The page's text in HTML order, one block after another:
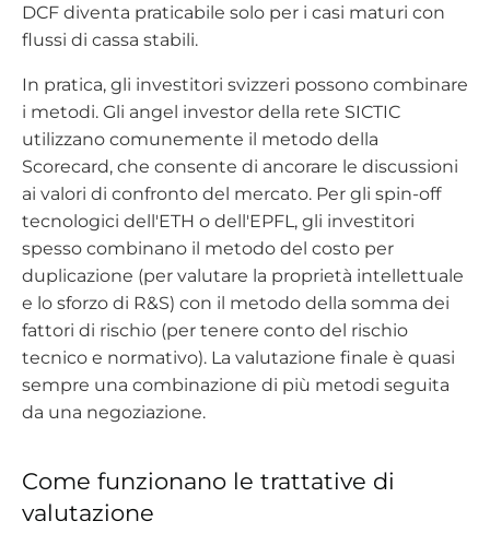
DCF diventa praticabile solo per i casi maturi con
flussi di cassa stabili.
In pratica, gli investitori svizzeri possono combinare
i metodi. Gli angel investor della rete SICTIC
utilizzano comunemente il metodo della
Scorecard, che consente di ancorare le discussioni
ai valori di confronto del mercato. Per gli spin-off
tecnologici dell'ETH o dell'EPFL, gli investitori
spesso combinano il metodo del costo per
duplicazione (per valutare la proprietà intellettuale
e lo sforzo di R&S) con il metodo della somma dei
fattori di rischio (per tenere conto del rischio
tecnico e normativo). La valutazione finale è quasi
sempre una combinazione di più metodi seguita
da una negoziazione.
Come funzionano le trattative di
valutazione